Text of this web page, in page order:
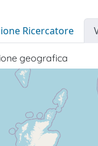
Ricercatore
geografica